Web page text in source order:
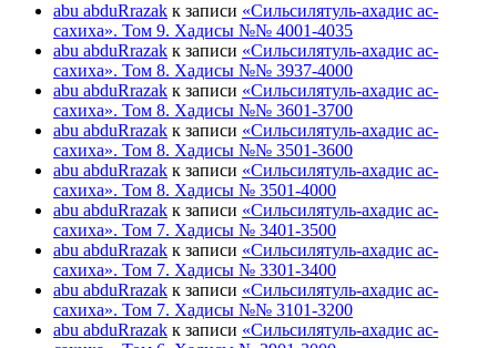
abu abduRrazak к записи «Сильсилятуль-ахадис ас-
сахиха». Том 9. Хадисы №№ 4001-4035
abu abduRrazak к записи «Сильсилятуль-ахадис ас-
сахиха». Том 8. Хадисы №№ 3937-4000
abu abduRrazak к записи «Сильсилятуль-ахадис ас-
сахиха». Том 8. Хадисы №№ 3601-3700
abu abduRrazak к записи «Сильсилятуль-ахадис ас-
сахиха». Том 8. Хадисы №№ 3501-3600
abu abduRrazak к записи «Сильсилятуль-ахадис ас-
сахиха». Том 8. Хадисы № 3501-4000
abu abduRrazak к записи «Сильсилятуль-ахадис ас-
сахиха». Том 7. Хадисы № 3401-3500
abu abduRrazak к записи «Сильсилятуль-ахадис ас-
сахиха». Том 7. Хадисы № 3301-3400
abu abduRrazak к записи «Сильсилятуль-ахадис ас-
сахиха». Том 7. Хадисы №№ 3101-3200
abu abduRrazak к записи «Сильсилятуль-ахадис ас-